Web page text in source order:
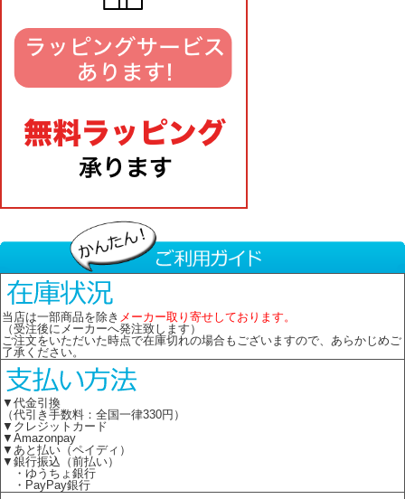
当店は一部商品を除き メーカー取り寄せしております。
（受注後にメーカーへ発注致します）
ご注文をいただいた時点で在庫切れの場合もございますので、あらかじめご
了承ください。
▼代金引換
（代引き手数料：全国一律330円）
▼クレジットカード
▼Amazonpay
▼あと払い（ペイディ）
▼銀行振込（前払い）
・ゆうちょ銀行
・PayPay銀行